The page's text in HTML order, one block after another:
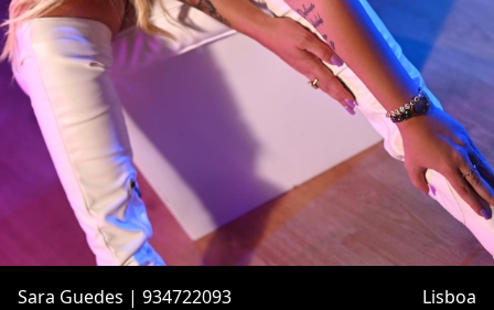
Sara Guedes | 934722093 Lisboa